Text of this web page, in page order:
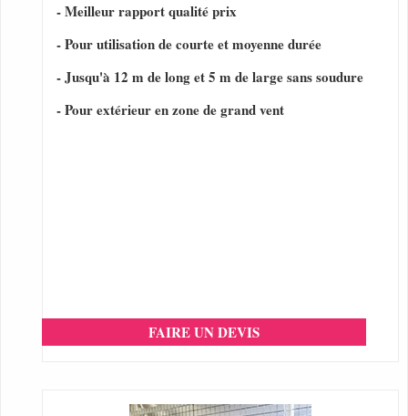
- Meilleur rapport qualité prix
- Pour utilisation de courte et moyenne durée
- Jusqu'à 12 m de long et 5 m de large sans soudure
- Pour extérieur en zone de grand vent
FAIRE UN DEVIS